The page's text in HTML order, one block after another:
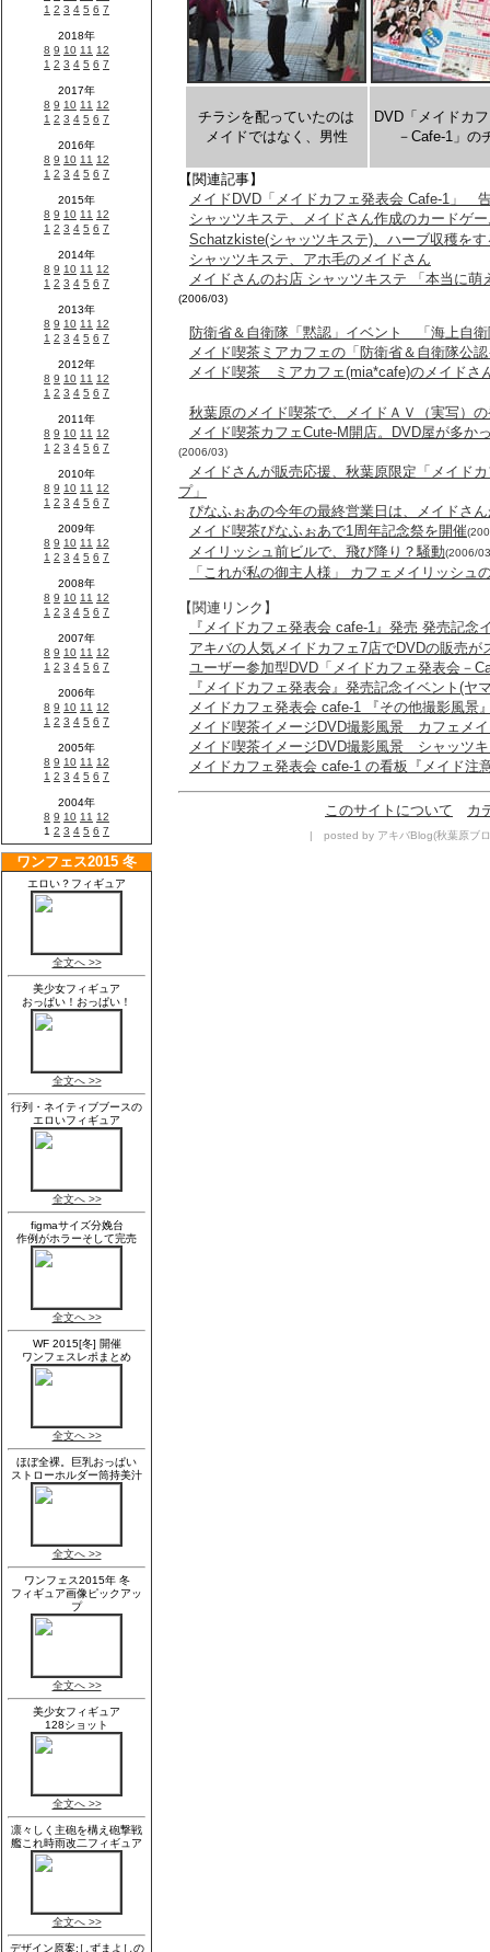
チラシを配っていたのは
メイドではなく、男性
DVD「メイドカ
－Cafe-1」の
【関連記事】
メイドDVD「メイドカフェ発表会 Cafe-1」
シャッツキステ、メイドさん作成のカードゲ
Schatzkiste(シャッツキステ)、ハーブ収穫を
シャッツキステ、アホ毛のメイドさん
メイドさんのお店 シャッツキステ 「本当に
(2006/03)
防衛省＆自衛隊「黙認」イベント 「海上自
メイド喫茶ミアカフェの「防衛省＆自衛隊公
メイド喫茶 ミアカフェ(mia*cafe)のメイドさ
秋葉原のメイド喫茶で、メイドＡＶ（実写）
メイド喫茶カフェCute-M開店。DVD屋が多か
(2006/03)
メイドさんが販売応援、秋葉原限定「メイド
プ」
ぴなふぉあの今年の最終営業日は、メイドさ
メイド喫茶ぴなふぉあで1周年記念祭を開催
メイリッシュ前ビルで、飛び降り？騒動(2006/
「これが私の御主人様」 カフェメイリッシュ
【関連リンク】
『メイドカフェ発表会 cafe-1』発売 発売記念
アキバの人気メイドカフェ7店でDVDの販売が
ユーザー参加型DVD「メイドカフェ発表会－
『メイドカフェ発表会』発売記念イベント(ヤ
メイドカフェ発表会 cafe-1 『その他撮影風景
メイド喫茶イメージDVD撮影風景 カフェメ
メイド喫茶イメージDVD撮影風景 シャッツ
メイドカフェ発表会 cafe-1 の看板『メイド注
このサイトについて カ
| posted by アキバBlog(秋葉原ブ